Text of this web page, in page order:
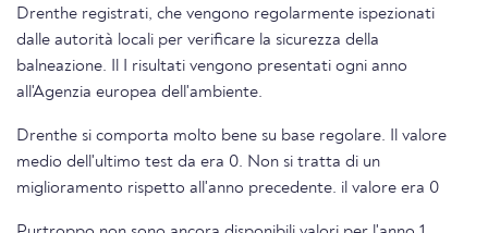
Drenthe registrati, che vengono regolarmente ispezionati
dalle autorità locali per verificare la sicurezza della
balneazione. Il I risultati vengono presentati ogni anno
all'Agenzia europea dell'ambiente.
Drenthe si comporta molto bene su base regolare. Il valore
medio dell'ultimo test da era 0. Non si tratta di un
miglioramento rispetto all'anno precedente. il valore era 0